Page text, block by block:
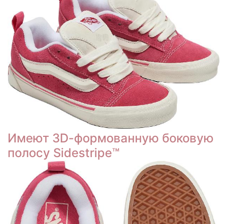
Имеют 3D-формованную боковую
полосу Sidestripe™